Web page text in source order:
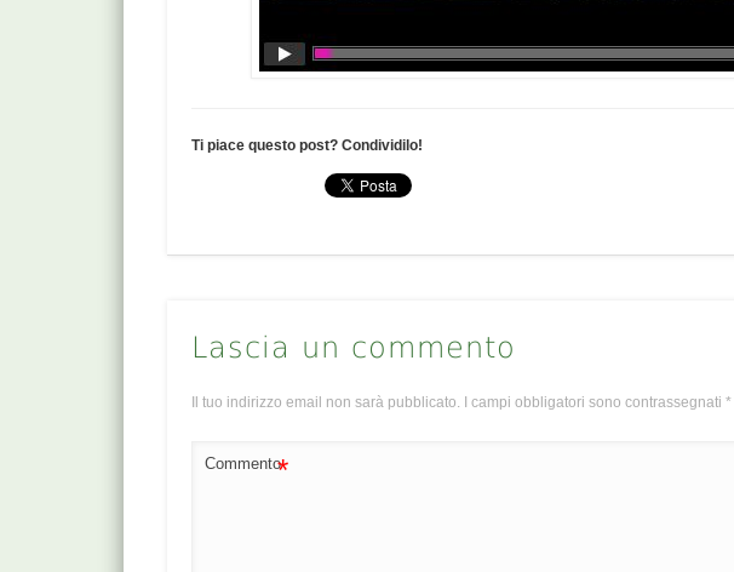
Ti piace questo post? Condividilo!
Lascia un commento
Il tuo indirizzo email non sarà pubblicato. I campi obbligatori sono contrassegnati*
Commento*